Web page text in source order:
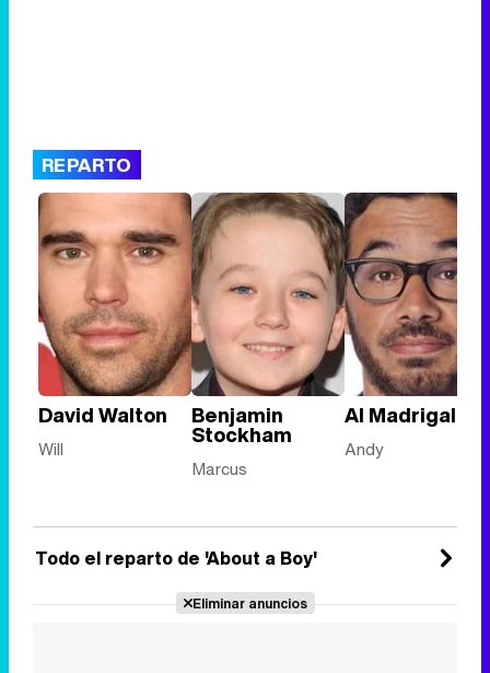
REPARTO
David Walton
Will
Benjamin
Stockham
Marcus
Al Madrigal
Andy
Todo el reparto de 'About a Boy'
Eliminar anuncios